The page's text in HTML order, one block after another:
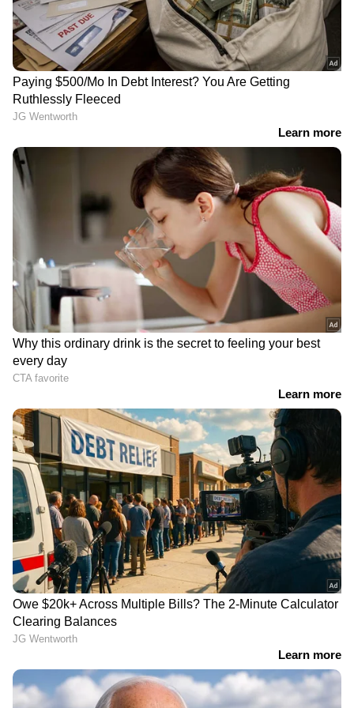
ലോക ചാമ്പ്യന്‍ ആന്‍ഡേഴ്‌സണ്‍ പീറ്റേഴ്‌സ് 83.89
മീറ്ററോടെ രണ്ടാം സ്ഥാനം നേടി.
DOWNLOAD APP
RECOMMENDED STORIES
മാഗ്നസ് കാൾസന് വീണ്ടും
പ്രഗ്നാനനന്ദയുടെ ചെക്ക്
മേറ്റ്, നോർവേ ചെസ്സിൽ
ചരിത്രവിജയവുമായി
ഇന്ത്യൻ വിസ്മയം
ചരിത്രം കുറിച്ച് സാത്വിക്-
ചിരാഗ് സഖ്യം; സിംഗപ്പൂര്‍
ഓപ്പണ്‍ കിരീടം ആദ്യമായി
ഇന്ത്യന്‍ സഖ്യത്തിന്
ഫ്രഞ്ച് ഓപ്പണില്‍ വന്‍
അട്ടിമറി: മുന്‍ ചാമ്പ്യന്‍
സ്വിറ്റെക്കിന് കണ്ണീരോടെ
മടക്കം
നാടകീയ
രംഗങ്ങള്‍ക്കൊടുവില്‍
ഗുസ്തി ഫെഡറേഷന്‍
വഴങ്ങി; വിനേഷ് ഫോഗട്ടിന്
53 കിലോഗ്രാം
വിഭാഗത്തിൽ മത്സരിക്കാൻ
അനുമതി